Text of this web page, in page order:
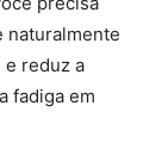
naturalmente
e reduz a
fadiga em